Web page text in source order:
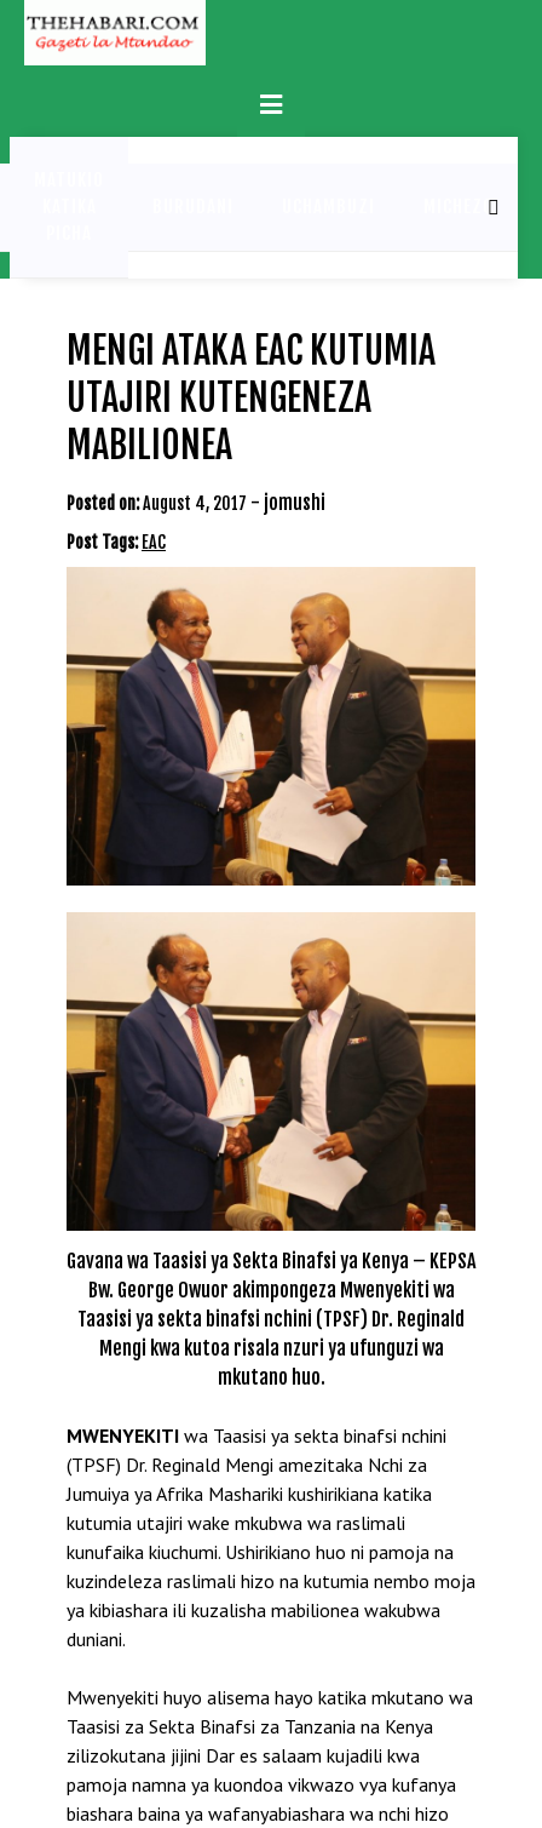
Skip
content
Primary
Menu
MICHEZO
MENGI ATAKA EAC KUTUMIA
UTAJIRI KUTENGENEZA
MABILIONEA
Posted on:August 4, 2017 - jomushi
Post Tags: EAC
Gavana wa Taasisi ya Sekta Binafsi ya Kenya – KEPSA
Bw. George Owuor akimpongeza Mwenyekiti wa
Taasisi ya sekta binafsi nchini (TPSF) Dr. Reginald
Mengi kwa kutoa risala nzuri ya ufunguzi wa
mkutano huo.
MWENYEKITI wa Taasisi ya sekta binafsi nchini
(TPSF) Dr. Reginald Mengi amezitaka Nchi za
Jumuiya ya Afrika Mashariki kushirikiana katika
kutumia utajiri wake mkubwa wa raslimali
kunufaika kiuchumi. Ushirikiano huo ni pamoja na
kuzindeleza raslimali hizo na kutumia nembo moja
ya kibiashara ili kuzalisha mabilionea wakubwa
duniani.
Mwenyekiti huyo alisema hayo katika mkutano wa
Taasisi za Sekta Binafsi za Tanzania na Kenya
zilizokutana jijini Dar es salaam kujadili kwa
pamoja namna ya kuondoa vikwazo vya kufanya
biashara baina ya wafanyabiashara wa nchi hizo